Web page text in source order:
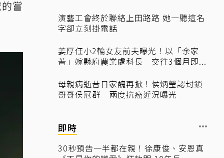
嘗
演藝工會終於聯絡上田路路 她一聽這名
字卻立刻掛電話
姜厚任小2輪女友前夫曝光！以「余家
菁」嫁縣府農業處科長 交往3個月即...
母親病逝昔日家醜再掀！侯炳瑩認封鎖
哥哥侯冠群 兩度抗癌近況曝光
即時
30秒預告一半都在親！徐康俊、安恩真